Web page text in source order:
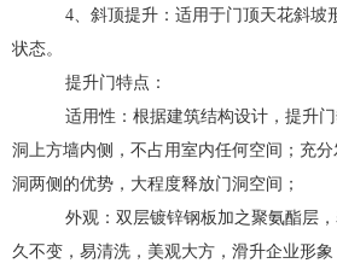
4、斜顶提升：适用于门顶天花斜坡
状态。
提升门特点：
适用性：根据建筑结构设计，提升
洞上方墙内侧，不占用室内任何空间；充
洞两侧的优势，大程度释放门洞空间；
外观：双层镀锌钢板加之聚氨酯层
久不变，易清洗，美观大方，滑升企业形象